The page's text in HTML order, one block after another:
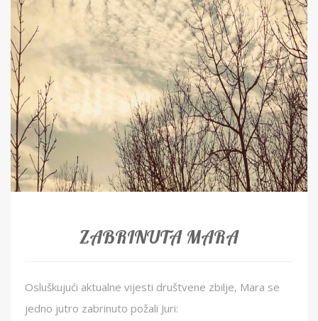
ZABRINUTA MARA
Osluškujući aktualne vijesti društvene zbilje, Mara se
jedno jutro zabrinuto požali Juri: